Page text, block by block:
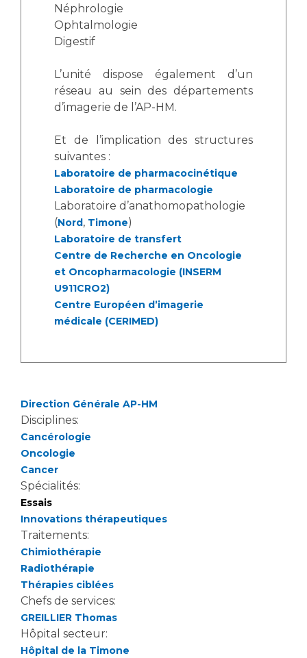
Néphrologie
Ophtalmologie
Digestif
L’unité dispose également d’un
réseau au sein des départements
d’imagerie de l’AP-HM.
Et de l’implication des structures
suivantes :
Laboratoire de pharmacocinétique
Laboratoire de pharmacologie
Laboratoire d’anathomopathologie
(Nord , Timone)
Laboratoire de transfert
Centre de Recherche en Oncologie
et Oncopharmacologie (INSERM
U911CRO2)
Centre Européen d’imagerie
médicale (CERIMED)
Direction Générale AP-HM
Disciplines:
Cancérologie
Oncologie
Cancer
Spécialités:
Essais
Innovations thérapeutiques
Traitements:
Chimiothérapie
Radiothérapie
Thérapies ciblées
Chefs de services:
GREILLIER Thomas
Hôpital secteur:
Hôpital de la Timone